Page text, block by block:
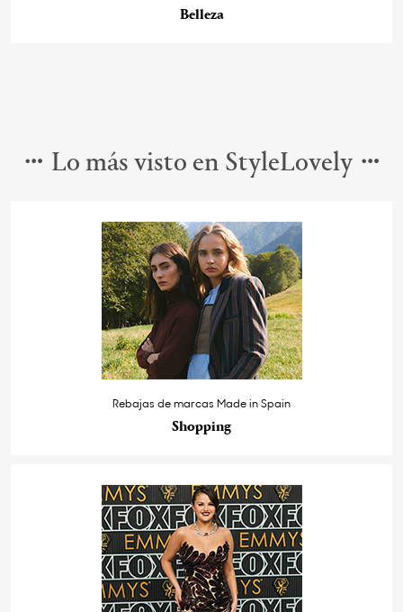
Belleza
Lo más visto en StyleLovely
Rebajas de marcas Made in Spain
Shopping